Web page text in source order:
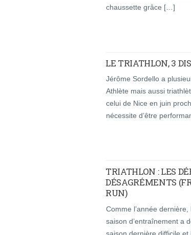
chaussette grâce […]
LE TRIATHLON, 3
Jérôme Sordello a
Athlète mais aussi
celui de Nice en juin
nécessite d’être
TRIATHLON : LES
DÉSAGRÉMENTS
RUN)
Comme l’année
saison d’entraînement a
saison dernière difficile et